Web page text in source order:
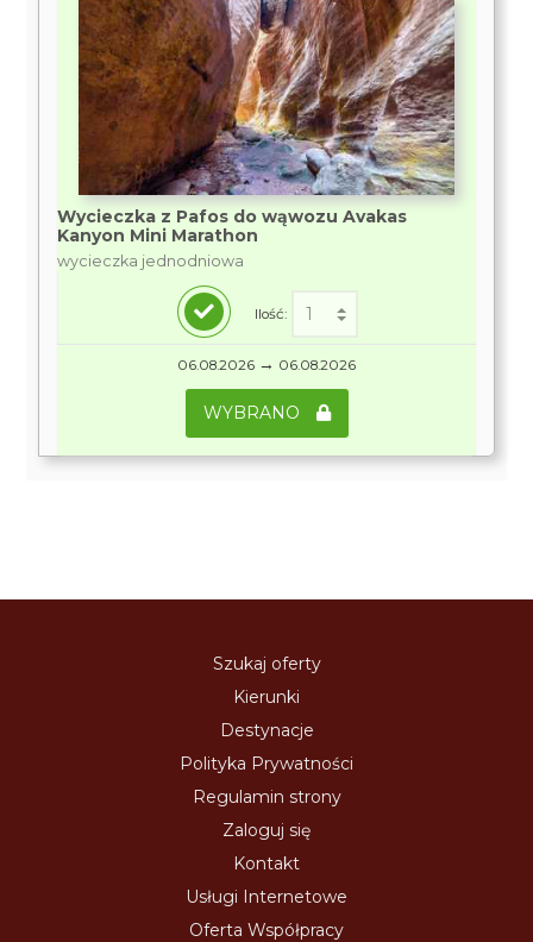
Wycieczka z Pafos do wąwozu Avakas
Kanyon Mini Marathon
wycieczka jednodniowa
Ilość:
06.08.2026 → 06.08.2026
WYBRANO
Szukaj oferty
Kierunki
Destynacje
Polityka Prywatności
Regulamin strony
Zaloguj się
Kontakt
Usługi Internetowe
Oferta Współpracy